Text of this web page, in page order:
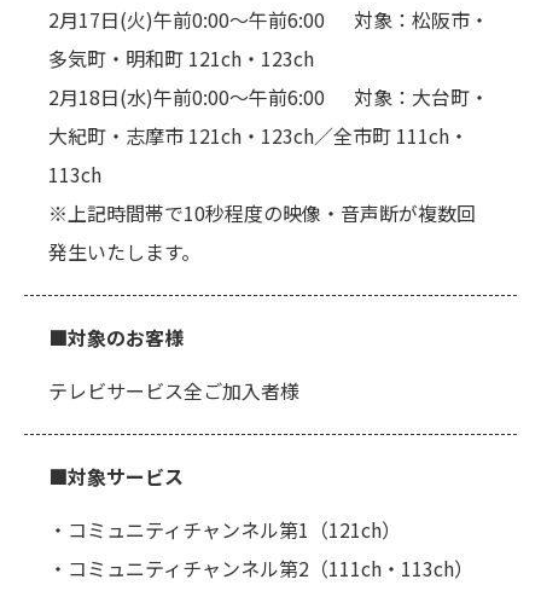
2月17日(火)午前0:00～午前6:00 対象：松阪市・
多気町・明和町 121ch・123ch
2月18日(水)午前0:00～午前6:00 対象：大台町・
大紀町・志摩市 121ch・123ch／全市町 111ch・
113ch
※上記時間帯で10秒程度の映像・音声断が複数回
発生いたします。
■対象のお客様
テレビサービス全ご加入者様
■対象サービス
・コミュニティチャンネル第1（121ch）
・コミュニティチャンネル第2（111ch・113ch）